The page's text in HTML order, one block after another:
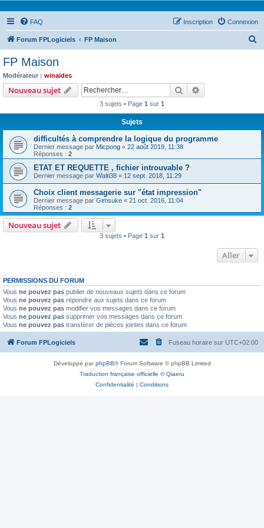
FAQ Connexion
Inscription
Forum FPLogiciels FP Maison
FP Maison
Modérateur : winaides
Nouveau sujet Rechercher
3 sujets • Page 1 sur 1
Sujets
difficultés à comprendre la logique du programme
Dernier message par Micpong « 22 août 2019, 11:38
Réponses : 2
ETAT ET REQUETTE , fichier introuvable ?
Dernier message par Walti38 « 12 sept. 2018, 11:29
Choix client messagerie sur "état impression"
Dernier message par Gimsuke « 21 oct. 2016, 11:04
Réponses : 2
Nouveau sujet
3 sujets • Page 1 sur 1
Aller
PERMISSIONS DU FORUM
Vous ne pouvez pas publier de nouveaux sujets dans ce forum
Vous ne pouvez pas répondre aux sujets dans ce forum
Vous ne pouvez pas modifier vos messages dans ce forum
Vous ne pouvez pas supprimer vos messages dans ce forum
Vous ne pouvez pas transférer de pièces jointes dans ce forum
Forum FPLogiciels Fuseau horaire sur UTC+02:00
Développé parphpBB® Forum Software © phpBB Limited
Traduction française officielle ©Qiaeru
Confidentialité | Conditions